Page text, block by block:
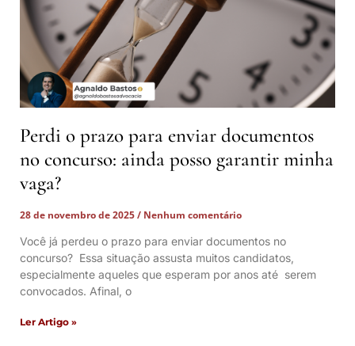
Perdi o prazo para enviar documentos
no concurso: ainda posso garantir minha
vaga?
28 de novembro de 2025
Nenhum comentário
Você já perdeu o prazo para enviar documentos no
concurso? Essa situação assusta muitos candidatos,
especialmente aqueles que esperam por anos até serem
convocados. Afinal, o
Ler Artigo »